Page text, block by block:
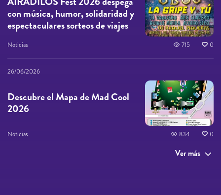
con música, humor, solidaridad y
espectaculares sorteos de viajes
Noticias 715 0
26/06/2026
Descubre el Mapa de Mad Cool
2026
Noticias 834 0
Ver más